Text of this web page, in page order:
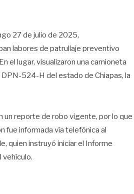
27 de julio de 2025,
labores de patrullaje preventivo
el lugar, visualizaron una camioneta
524-H del estado de Chiapas, la
un reporte de robo vigente, por lo que
fue informada vía telefónica al
quien instruyó iniciar el Informe
vehículo.